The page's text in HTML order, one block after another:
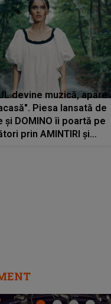
devine muzică, apare
Piesa lansată de
și DOMINO îi poartă pe
prin AMINTIRI și